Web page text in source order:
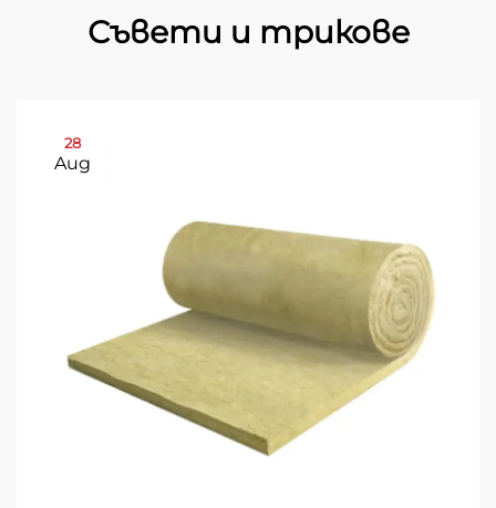
Съвети и трикове
28
Aug